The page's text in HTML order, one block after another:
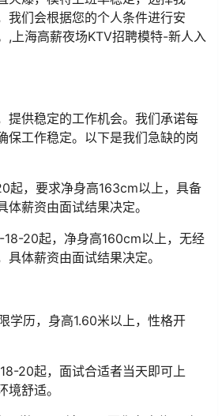
我们会根据您的个人条件进行安
,上海高薪夜场KTV招聘模特-新人入
提供稳定的工作机会。我们承诺每
保工作稳定。以下是我们急缺的岗
起，要求净身高163cm以上，具备
薪资由面试结果决定。
18-20起，净身高160cm以上，无经
体薪资由面试结果决定。
学历，身高1.60米以上，性格开
20起，面试合适者当天即可上
舒适。